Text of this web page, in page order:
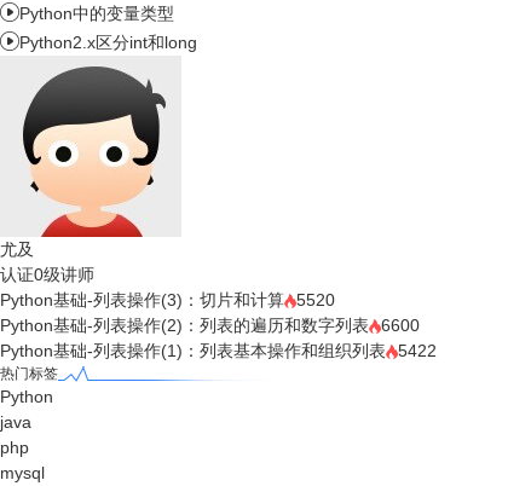
Python中的变量类型
Python2.x区分int和long
尤及
认证0级讲师
Python基础-列表操作(3)：切片和计算
5520
Python基础-列表操作(2)：列表的遍历和数字列表
6600
Python基础-列表操作(1)：列表基本操作和组织列表
5422
热门标签
Python
java
php
mysql